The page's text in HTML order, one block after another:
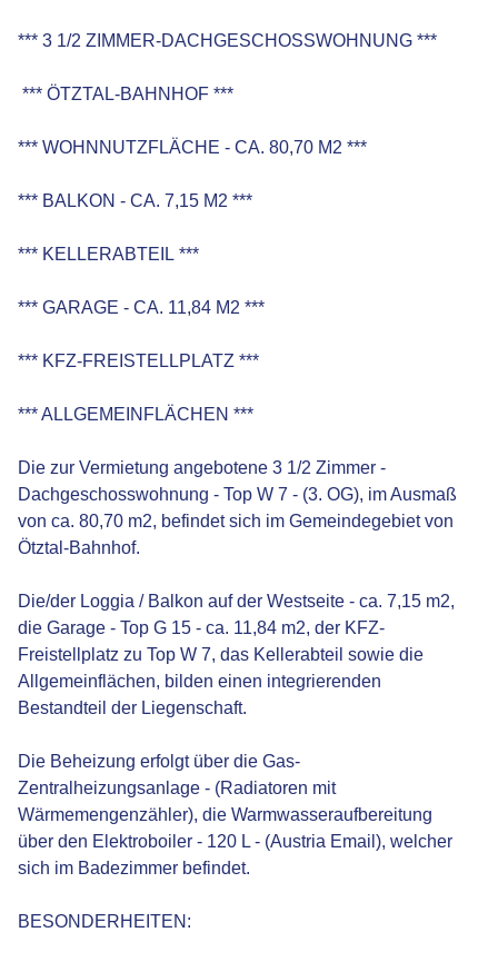
*** 3 1/2 ZIMMER-DACHGESCHOSSWOHNUNG ***
*** ÖTZTAL-BAHNHOF ***
*** WOHNNUTZFLÄCHE - CA. 80,70 M2 ***
*** BALKON - CA. 7,15 M2 ***
*** KELLERABTEIL ***
*** GARAGE - CA. 11,84 M2 ***
*** KFZ-FREISTELLPLATZ ***
*** ALLGEMEINFLÄCHEN ***
Die zur Vermietung angebotene 3 1/2 Zimmer -
Dachgeschosswohnung - Top W 7 - (3. OG), im Ausmaß
von ca. 80,70 m2, befindet sich im Gemeindegebiet von
Ötztal-Bahnhof.
Die/der Loggia / Balkon auf der Westseite - ca. 7,15 m2,
die Garage - Top G 15 - ca. 11,84 m2, der KFZ-
Freistellplatz zu Top W 7, das Kellerabteil sowie die
Allgemeinflächen, bilden einen integrierenden
Bestandteil der Liegenschaft.
Die Beheizung erfolgt über die Gas-
Zentralheizungsanlage - (Radiatoren mit
Wärmemengenzähler), die Warmwasseraufbereitung
über den Elektroboiler - 120 L - (Austria Email), welcher
sich im Badezimmer befindet.
BESONDERHEITEN: